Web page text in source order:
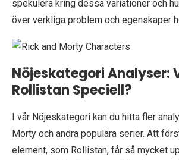
spekulera kring dessa variationer och
över verkliga problem och egenskaper
Nöjeskategori Analyser:
Rollistan Speciell?
I vår Nöjeskategori kan du hitta fler
Morty och andra populära serier. Att
element, som Rollistan, får så mycket